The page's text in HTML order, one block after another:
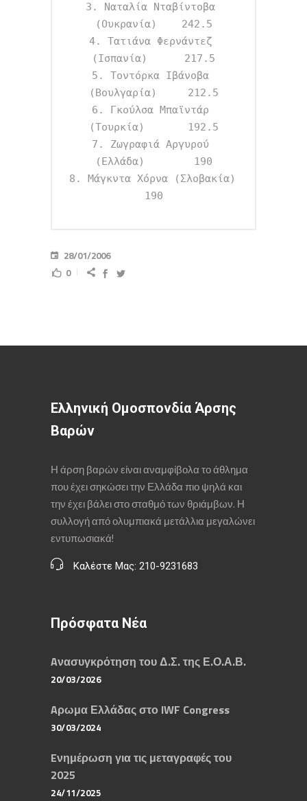
3. Ναταλία Νταβίντοβα
(Ουκρανία)    242.5
4. Τατιάνα Φερνάντεζ
(Ισπανία)      217.5
5. Τοντόρκα Ιβάνοβα
(Βουλγαρία)     212.5
6. Γκούλσα Μπαϊντάρ
(Τουρκία)       192.5
7. Ζωγραφιά Αργυρού
(Ελλάδα)        190
8. Μάγκντα Χόρνα (Σλοβακία)
28/01/2006
0
Ελληνική Ομοσπονδία Άρσης
Βαρών
Η άρση βαρών είναι αναμφίβολα το άθλημα
που έχει σηκώσει την Ελλάδα πιο ψηλά και
την έχει βάλει στο σταθμό των θριάμβων. Η
συλλογή από ολυμπιακά μετάλλια μεγαλώνει
εντυπωσιακά!
Καλέστε Μας: 210-9231683
Πρόσφατα Νέα
Aνασυγκρότηση του Δ.Σ. της Ε.Ο.Α.Β.
20/03/2026
Aρωμα Ελλάδας στο IWF Congress
30/03/2024
Eνημέρωση για τις μεταγραφές του
2025
24/11/2025